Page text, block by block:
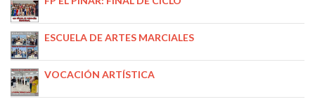
ESCUELA DE ARTES MARCIALES
VOCACIÓN ARTÍSTICA